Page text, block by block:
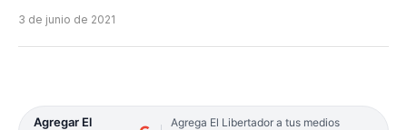
3 de junio de 2021
Agregar El
Agrega El Libertador a tus medios